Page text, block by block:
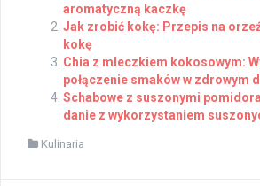
aromatyczną kaczkę
Jak zrobić kokę: Przepis na
kokę
Chia z mleczkiem kokosowym:
połączenie smaków w zdrowym
Schabowe z suszonymi
danie z wykorzystaniem
Kulinaria